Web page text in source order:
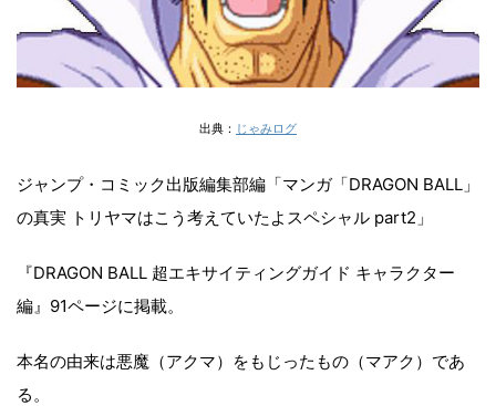
出典： じゃみログ
ジャンプ・コミック出版編集部編「マンガ「DRAGON BALL」
の真実 トリヤマはこう考えていたよスペシャル part2」
『DRAGON BALL 超エキサイティングガイド キャラクター
編』91ページに掲載。
本名の由来は悪魔（アクマ）をもじったもの（マアク）であ
る。